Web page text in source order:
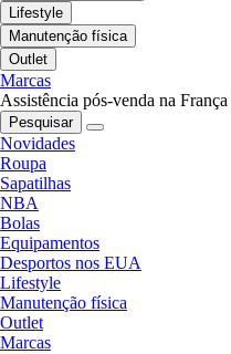
Lifestyle
Manutenção física
Outlet
Marcas
Assistência pós-venda na França
Pesquisar
Novidades
Roupa
Sapatilhas
NBA
Bolas
Equipamentos
Desportos nos EUA
Lifestyle
Manutenção física
Outlet
Marcas